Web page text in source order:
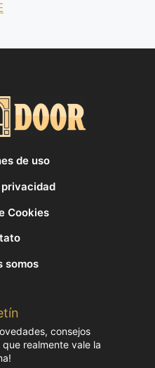
de uso
Cookies
somos
consejos
realmente vale la